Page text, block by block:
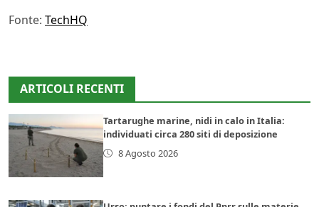
Fonte: TechHQ
ARTICOLI RECENTI
Tartarughe marine, nidi in calo in Italia:
individuati circa 280 siti di deposizione
8 Agosto 2026